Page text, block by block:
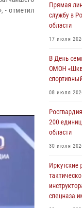
- отметил
донорской
(видео)
31 июля
женщину в
30 июля
200
области
30 июля
При
Иркутской
Прямая
службу в
области
17 июля
В День
ОМОН
08 июля
200
области
30 июля
Иркутские
спецназа